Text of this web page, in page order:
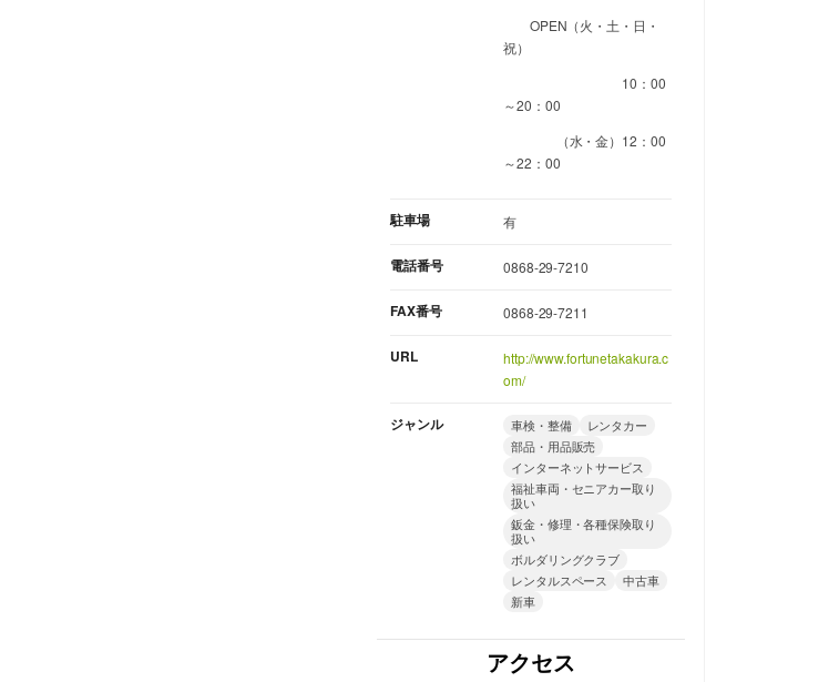
OPEN（火・土・日・
祝）
10：00
～20：00
（水・金）12：00
～22：00
駐車場 有
電話番号 0868-29-7210
FAX番号 0868-29-7211
URL
http://www.fortunetakakura.c
om/
ジャンル 車検・整備
レンタカー
部品・用品販売
インターネットサービス
福祉車両・セニアカー取り
扱い
鈑金・修理・各種保険取り
扱い
ボルダリングクラブ
レンタルスペース
中古車
新車
アクセス